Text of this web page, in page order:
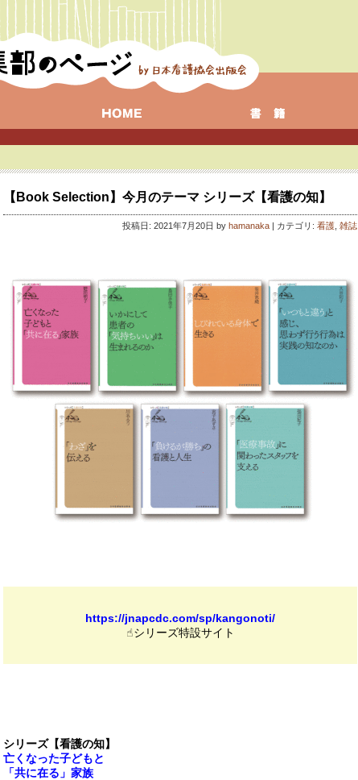
【Book Selection】今月のテーマ シリーズ【看護の知】
投稿日: 2021年7月20日 by hamanaka | カテゴリ: 看護 雑誌
https://jnapcdc.com/sp/kangonoti/
☝︎シリーズ特設サイト
シリーズ【看護の知】
亡くなった子どもと
「共に在る」家族